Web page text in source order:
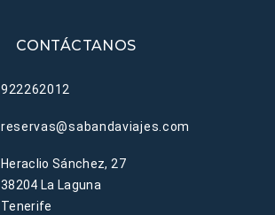
CONTÁCTANOS
922262012
reservas@sabandaviajes.com
Heraclio Sánchez, 27
38204 La Laguna
Tenerife